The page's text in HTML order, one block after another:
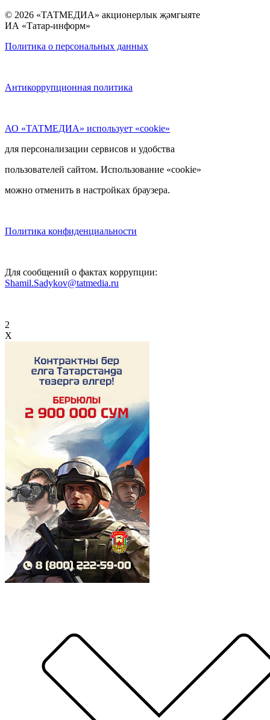
© 2026 «ТАТМЕДИА» акционерлык җәмгыяте
ИА «Татар-информ»
Политика о персональных данных
Антикоррупционная политика
АО «ТАТМЕДИА» использует «cookie»
для персонализации сервисов и удобства
пользователей сайтом. Использование «cookie»
можно отменить в настройках браузера.
Политика конфиденциальности
Для сообщений о фактах коррупции:
Shamil.Sadykov@tatmedia.ru
2
X